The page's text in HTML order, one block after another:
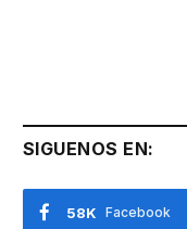
SIGUENOS EN:
Facebook
58K